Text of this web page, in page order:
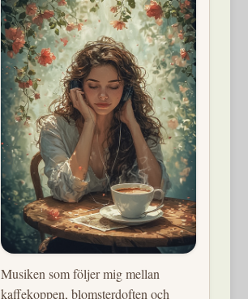
Musiken som följer mig mellan
kaffekoppen, blomsterdoften och